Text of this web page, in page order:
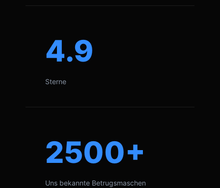
4.9
Sterne
2500+
Uns bekannte Betrugsmaschen